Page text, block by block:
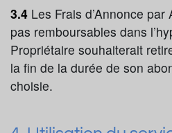
3.4 Les Frais d’Annonce
pas remboursables dans
Propriétaire souhaiterait
la fin de la durée de son
choisie.